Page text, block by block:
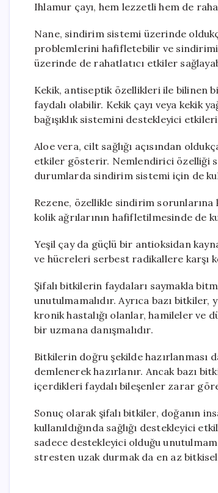
Ihlamur çayı, hem lezzetli hem de
Nane, sindirim sistemi üzerinde
problemlerini hafifletebilir ve sindirimi
üzerinde de rahatlatıcı etkiler
Kekik, antiseptik özellikleri ile bilinen
faydalı olabilir. Kekik çayı veya kekik
bağışıklık sistemini destekleyici
Aloe vera, cilt sağlığı açısından
etkiler gösterir. Nemlendirici özelliği
durumlarda sindirim sistemi için de
Rezene, özellikle sindirim
kolik ağrılarının hafifletilmesinde de
Yeşil çay da güçlü bir antioksidan
ve hücreleri serbest radikallere karşı
Şifalı bitkilerin faydaları saymakla
unutulmamalıdır. Ayrıca bazı bitkiler,
kronik hastalığı olanlar, hamileler ve
bir uzmana danışmalıdır.
Bitkilerin doğru şekilde hazırlanması
demlenerek hazırlanır. Ancak bazı
içerdikleri faydalı bileşenler zarar
Sonuç olarak şifalı bitkiler, doğanın
kullanıldığında sağlığı destekleyici
sadece destekleyici olduğu
stresten uzak durmak da en az